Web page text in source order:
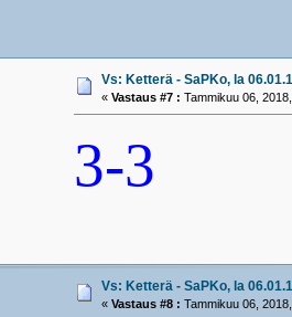
Vs: Ketterä - SaPKo, la
«Vastaus #7 : Tammikuu 06,
3-3
Vs: Ketterä - SaPKo, la
«Vastaus #8 : Tammikuu 06,